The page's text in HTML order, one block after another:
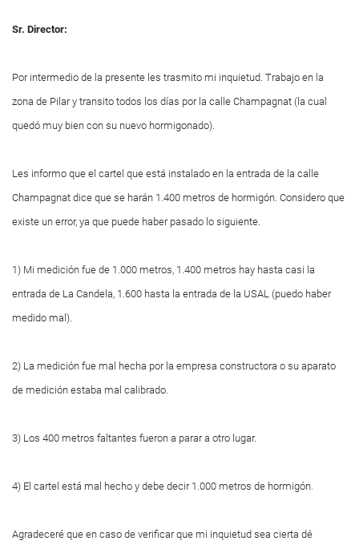
Sr. Director:
Por intermedio de la presente les trasmito mi inquietud. Trabajo en la
zona de Pilar y transito todos los días por la calle Champagnat (la cual
quedó muy bien con su nuevo hormigonado).
Les informo que el cartel que está instalado en la entrada de la calle
Champagnat dice que se harán 1.400 metros de hormigón. Considero que
existe un error, ya que puede haber pasado lo siguiente.
1) Mi medición fue de 1.000 metros, 1.400 metros hay hasta casi la
entrada de La Candela, 1.600 hasta la entrada de la USAL (puedo haber
medido mal).
2) La medición fue mal hecha por la empresa constructora o su aparato
de medición estaba mal calibrado.
3) Los 400 metros faltantes fueron a parar a otro lugar.
4) El cartel está mal hecho y debe decir 1.000 metros de hormigón.
Agradeceré que en caso de verificar que mi inquietud sea cierta dé